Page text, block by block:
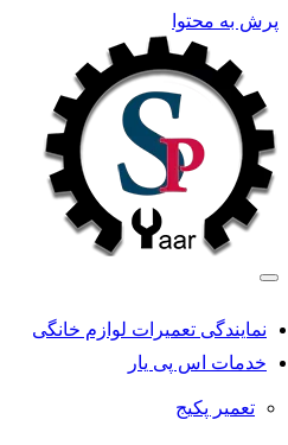
پرش به محتوا
نمایندگی تعمیرات لوازم خانگی
خدمات اس پی یار
تعمیر پکیج